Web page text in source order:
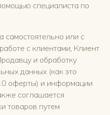
специалиста по
или с
с клиентами, Клиент
и обработку
данных (как это
оферты) и информации
соглашается
товаров путем